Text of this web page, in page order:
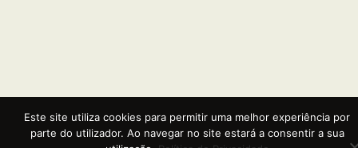
Este site utiliza cookies para permitir uma melhor experiência por
parte do utilizador. Ao navegar no site estará a consentir a sua